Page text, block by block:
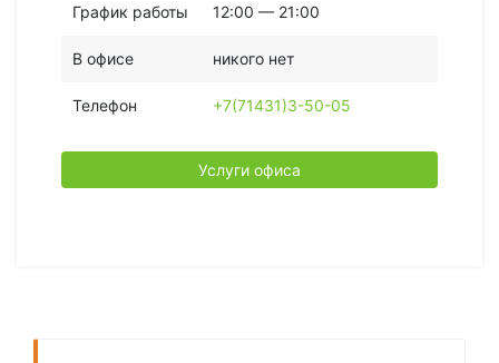
График работы 12:00 — 21:00
В офисе никого нет
Телефон +7(71431)3-50-05
Услуги офиса